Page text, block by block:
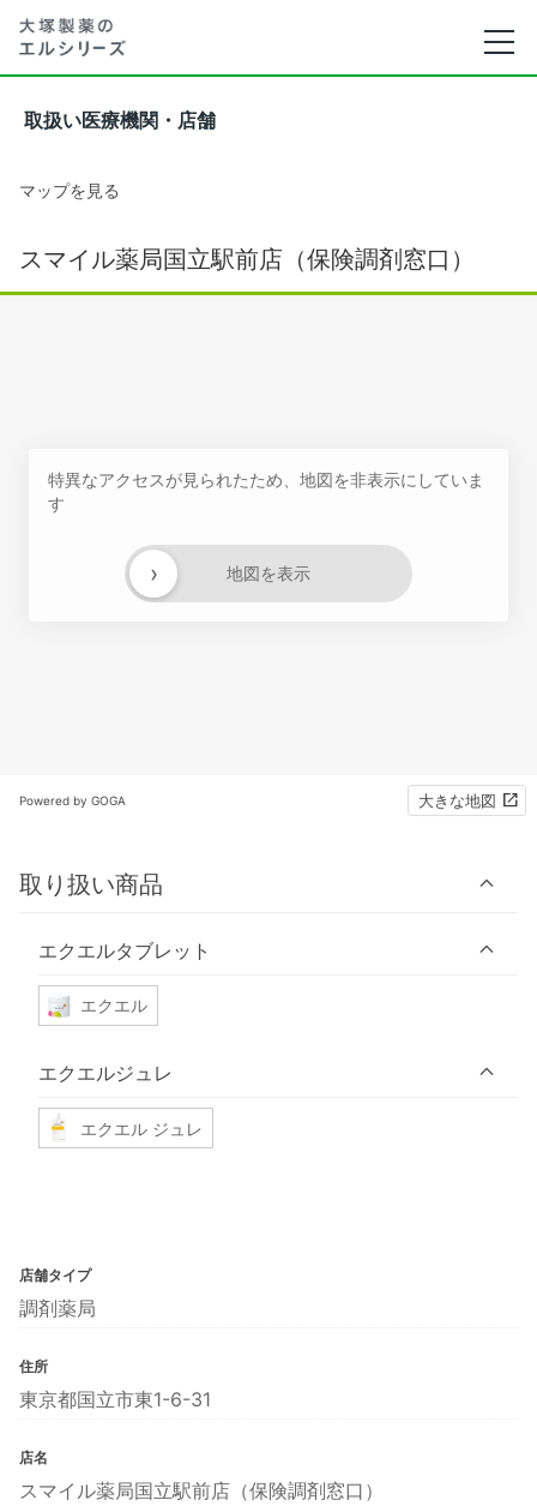
取扱い医療機関・店舗
マップを見る
スマイル薬局国立駅前店（保険調剤窓口）
特異なアクセスが見られたため、地図を非表示にしていま
す
地図を表示
›
Powered by GOGA 大きな地図
取り扱い商品
エクエルタブレット
エクエル
エクエルジュレ
エクエル ジュレ
店舗タイプ
調剤薬局
住所
東京都国立市東1-6-31
店名
スマイル薬局国立駅前店（保険調剤窓口）